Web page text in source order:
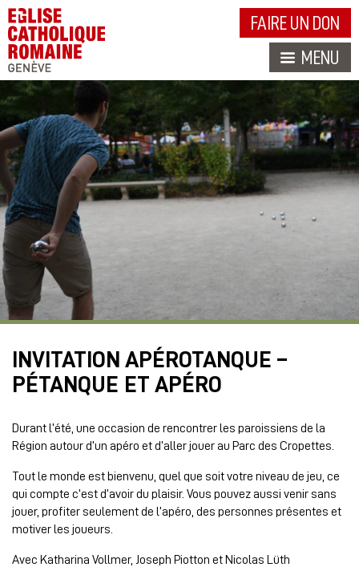
FAIRE UN DON
MENU
INVITATION APÉROTANQUE –
PÉTANQUE ET APÉRO
Durant l’été, une occasion de rencontrer les paroissiens de la
Région autour d’un apéro et d’aller jouer au Parc des Cropettes.
Tout le monde est bienvenu, quel que soit votre niveau de jeu, ce
qui compte c’est d’avoir du plaisir. Vous pouvez aussi venir sans
jouer, profiter seulement de l’apéro, des personnes présentes et
motiver les joueurs.
Avec Katharina Vollmer, Joseph Piotton et Nicolas Lüth